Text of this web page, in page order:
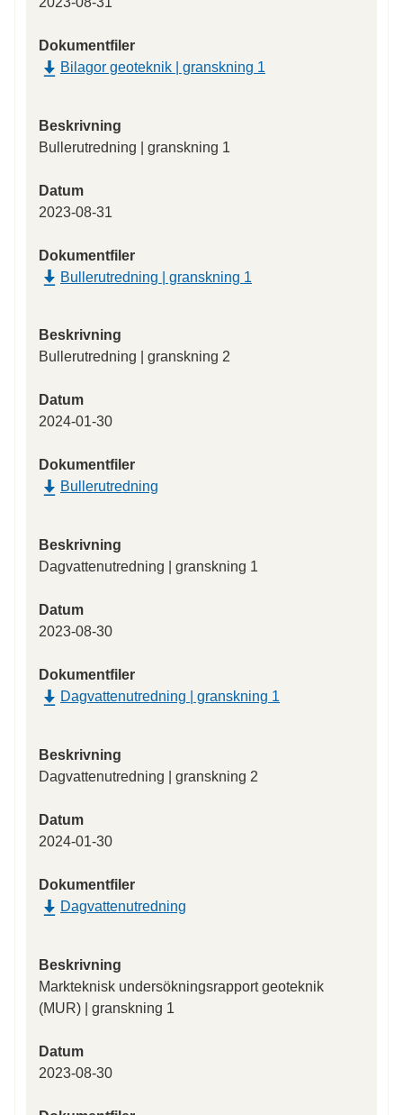
Dokumentfiler
Bilagor geoteknik | granskning 1
Beskrivning
Bullerutredning | granskning 1
Datum
2023-08-31
Dokumentfiler
Bullerutredning | granskning 1
Beskrivning
Bullerutredning | granskning 2
Datum
2024-01-30
Dokumentfiler
Bullerutredning
Beskrivning
Dagvattenutredning | granskning 1
Datum
2023-08-30
Dokumentfiler
Dagvattenutredning | granskning 1
Beskrivning
Dagvattenutredning | granskning 2
Datum
2024-01-30
Dokumentfiler
Dagvattenutredning
Beskrivning
Markteknisk undersökningsrapport geoteknik
(MUR) | granskning 1
Datum
2023-08-30